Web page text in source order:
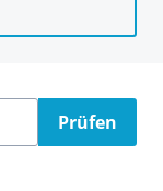
Prüfen